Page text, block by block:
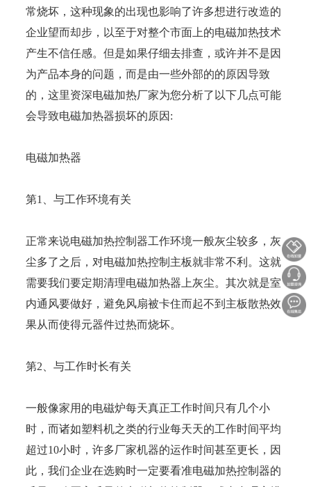
常烧坏，这种现象的出现也影响了许多想进行改造的
企业望而却步，以至于对整个市面上的电磁加热技术
产生不信任感。但是如果仔细去排查，或许并不是因
为产品本身的问题，而是由一些外部的的原因导致
的，这里资深电磁加热厂家为您分析了以下几点可能
会导致电磁加热器损坏的原因:
电磁加热器
第1、与工作环境有关
正常来说电磁加热控制器工作环境一般灰尘较多，灰
尘多了之后，对电磁加热控制主板就非常不利。这就
需要我们要定期清理电磁加热器上灰尘。其次就是室
内通风要做好，避免风扇被卡住而起不到主板散热效
果从而使得元器件过热而烧坏。
第2、与工作时长有关
一般像家用的电磁炉每天真正工作时间只有几个小
时，而诸如塑料机之类的行业每天天的工作时间平均
超过10小时，许多厂家机器的运作时间甚至更长，因
此，我们企业在选购时一定要看准电磁加热控制器的